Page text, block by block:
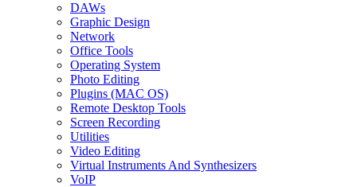
DAWs
Graphic Design
Network
Office Tools
Operating System
Photo Editing
Plugins (MAC OS)
Remote Desktop Tools
Screen Recording
Utilities
Video Editing
Virtual Instruments And Synthesizers
VoIP